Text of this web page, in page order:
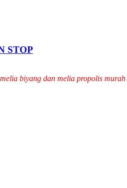
STOP
biyang dan melia propolis murah